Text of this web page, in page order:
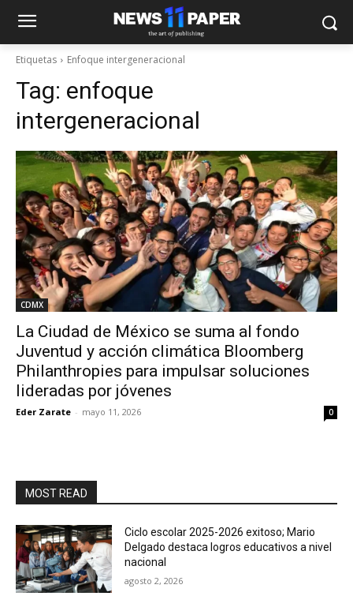
Etiquetas Enfoque intergeneracional
Tag: enfoque
intergeneracional
CDMX
La Ciudad de México se suma al fondo
Juventud y acción climática Bloomberg
Philanthropies para impulsar soluciones
lideradas por jóvenes
Eder Zarate - mayo 11, 2026 0
MOST READ
Ciclo escolar 2025-2026 exitoso; Mario
Delgado destaca logros educativos a nivel
nacional
agosto 2, 2026